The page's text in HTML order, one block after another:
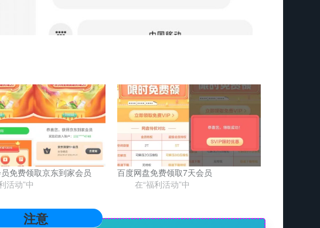
免费领取京东到家会员
活动”中
百度网盘免费领取7天会员
在“福利活动”中
注意